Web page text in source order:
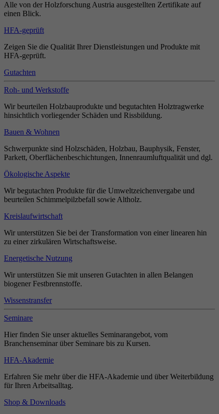
Alle von der Holzforschung Austria ausgestellten Zertifikate auf
einen Blick.
HFA-geprüft
Zeigen Sie die Qualität Ihrer Dienstleistungen und Produkte mit
HFA-geprüft.
Gutachten
Roh- und Werkstoffe
Wir beurteilen Holzbauprodukte und begutachten Holztragwerke
hinsichtlich vorliegender Schäden und Rissbildung.
Bauen & Wohnen
Schwerpunkte sind Holzschäden, Holzbau, Bauphysik, Fenster,
Parkett, Oberflächenbeschichtungen, Innenraumluftqualität und dgl.
Ökologische Aspekte
Wir begutachten Produkte für die Umweltzeichenvergabe und
beurteilen Schimmelpilzbefall sowie Altholz.
Kreislaufwirtschaft
Wir unterstützen Sie bei der Transformation von einer linearen hin
zu einer zirkulären Wirtschaftsweise.
Energetische Nutzung
Wir unterstützen Sie mit unseren Gutachten in allen Belangen
biogener Festbrennstoffe.
Wissenstransfer
Seminare
Hier finden Sie unser aktuelles Seminarangebot, vom
Branchenseminar über Seminare bis zu Kursen.
HFA-Akademie
Erfahren Sie mehr über die HFA-Akademie und über Weiterbildung
für Ihren Arbeitsalltag.
Shop & Downloads